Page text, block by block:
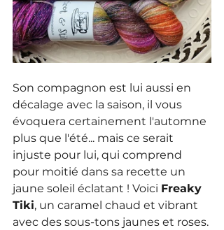
Son compagnon est lui aussi en
décalage avec la saison, il vous
évoquera certainement l'automne
plus que l'été... mais ce serait
injuste pour lui, qui comprend
pour moitié dans sa recette un
jaune soleil éclatant ! Voici Freaky
Tiki, un caramel chaud et vibrant
avec des sous-tons jaunes et roses.